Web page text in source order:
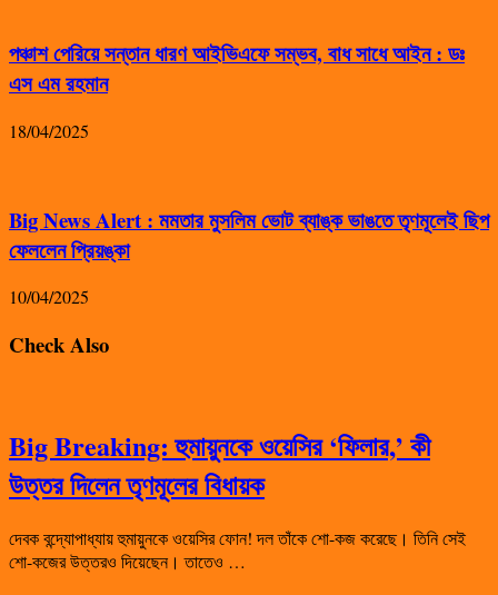
পঞ্চাশ পেরিয়ে সন্তান ধারণ আইভিএফে সম্ভব, বাধ সাধে আইন : ডঃ
এস এম রহমান
18/04/2025
Big News Alert : মমতার মুসলিম ভোট ব্যাঙ্ক ভাঙতে তৃণমূলেই ছিপ
ফেললেন প্রিয়ঙ্কা
10/04/2025
Check Also
Big Breaking: হুমায়ুনকে ওয়েসির ‘ফিলার,’ কী
উত্তর দিলেন তৃণমূলের বিধায়ক
দেবক বন্দ্যোপাধ্যায় হুমায়ুনকে ওয়েসির ফোন! দল তাঁকে শো-কজ করেছে। তিনি সেই
শো-কজের উত্তরও দিয়েছেন। তাতেও …